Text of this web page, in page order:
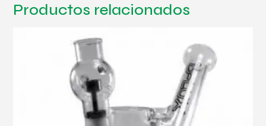
Productos relacionados